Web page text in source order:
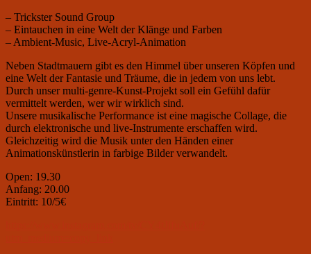
– Trickster Sound Group
– Eintauchen in eine Welt der Klänge und Farben
– Ambient-Music, Live-Acryl-Animation
Neben Stadtmauern gibt es den Himmel über unseren Köpfen und
eine Welt der Fantasie und Träume, die in jedem von uns lebt.
Durch unser multi-genre-Kunst-Projekt soll ein Gefühl dafür
vermittelt werden, wer wir wirklich sind.
Unsere musikalische Performance ist eine magische Collage, die
durch elektronische und live-Instrumente erschaffen wird.
Gleichzeitig wird die Musik unter den Händen einer
Animationskünstlerin in farbige Bilder verwandelt.
Open: 19.30
Anfang: 20.00
Eintritt: 10/5€